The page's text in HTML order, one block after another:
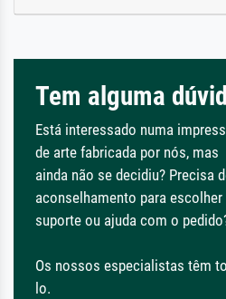
Tem alguma
Está interessado numa
de arte fabricada por nós, mas
ainda não se decidiu? Precisa
aconselhamento para escolher
suporte ou ajuda com o
Os nossos especialistas têm
lo.